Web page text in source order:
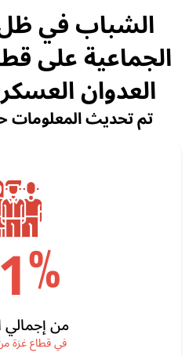
الشباب في ظل
الجماعية على
العدوان
تم تحديث المعلومات
من
%
في قطاع غزة